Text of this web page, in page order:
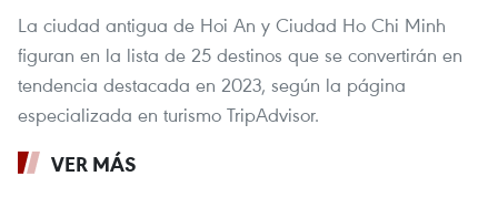
La ciudad antigua de Hoi An y Ciudad Ho Chi Minh
figuran en la lista de 25 destinos que se convertirán en
tendencia destacada en 2023, según la página
especializada en turismo TripAdvisor.
VER MÁS